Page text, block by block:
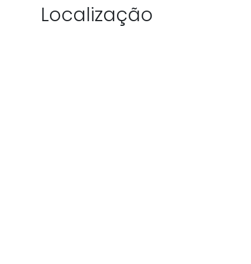
Localização